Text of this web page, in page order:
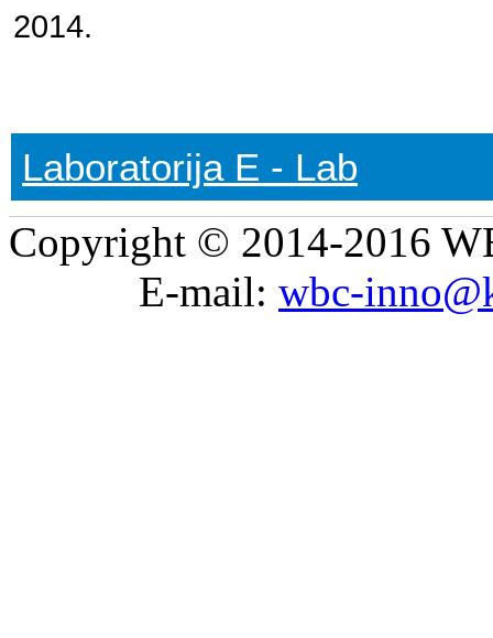
2014.
Laboratorija E - Lab
Copyright © 2014-2016
E-mail: wbc-